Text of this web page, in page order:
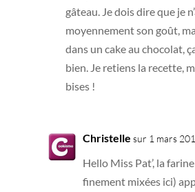
gâteau. Je dois dire que je
moyennement son goût,
dans un cake au chocolat,
bien. Je retiens la recette,
bises !
Christelle sur 1 mars
Hello Miss Pat’, la
finement mixées ici)